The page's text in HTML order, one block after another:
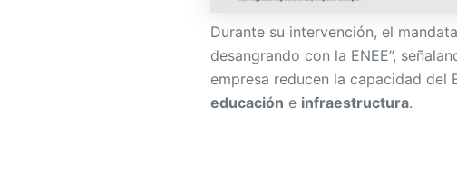
Durante su intervención, el
desangrando con la ENEE”,
empresa reducen la capacidad del
educación e infraestructura.